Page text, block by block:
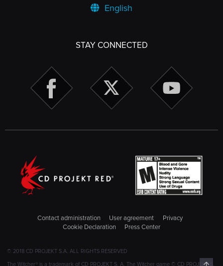
English
STAY CONNECTED
Contact administration User agreement
Privacy
Cookie Declaration
Press Center
© 2018 CD PROJEKT S.A. ALL RIGHTS RESERVED
The Witcher® is a trademark of CD PROJEKT S. A. The Witcher game © CD PROJEKT S.